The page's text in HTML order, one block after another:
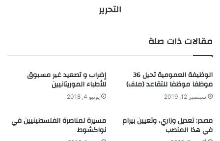
التحرير
مقالات ذات صلة
الوظيفة العمومية تحيل 36
موظفا موظفا للتقاعد (ملف)
سبتمبر 12, 2019
إضراب و تصعيد غير مسبوق
للأطباء الموريتانيين
يونيو 4, 2018
مصدر: تعديل وزاري، وتعيين بيرام
في هذا المنصب
مسيرة لمناصرة الفلسطينيين في
نواكشوط